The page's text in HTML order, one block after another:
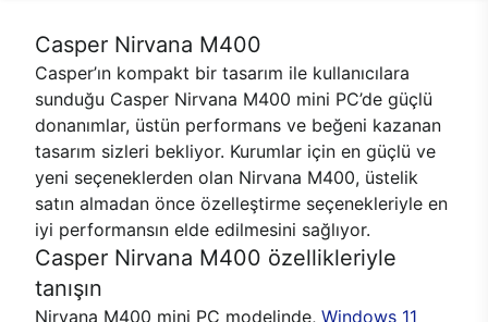
Casper Nirvana M400
Casper’ın kompakt bir tasarım ile kullanıcılara
sunduğu Casper Nirvana M400 mini PC’de güçlü
donanımlar, üstün performans ve beğeni kazanan
tasarım sizleri bekliyor. Kurumlar için en güçlü ve
yeni seçeneklerden olan Nirvana M400, üstelik
satın almadan önce özelleştirme seçenekleriyle en
iyi performansın elde edilmesini sağlıyor.
Casper Nirvana M400 özellikleriyle
tanışın
Nirvana M400 mini PC modelinde, Windows 11